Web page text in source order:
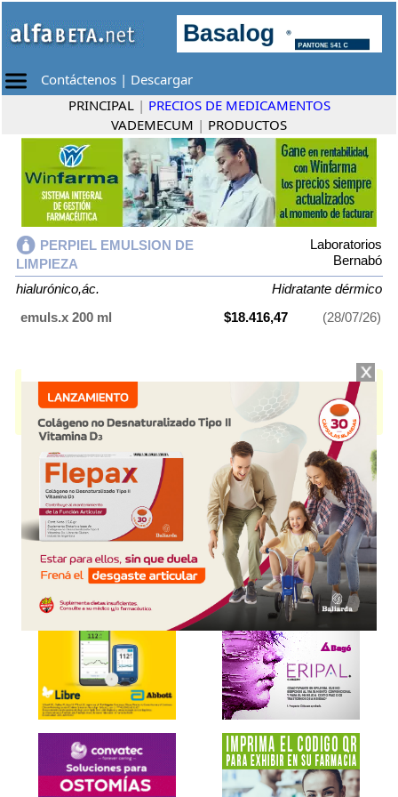
Contáctenos | Descargar
PRINCIPAL | PRECIOS DE MEDICAMENTOS
VADEMECUM | PRODUCTOS
PERPIEL EMULSION DE
LIMPIEZA
Laboratorios
Bernabó
hialurónico,ác.
Hidratante dérmico
emuls.x 200 ml
$18.416,47 (28/07/26)
y se indica
comoHidratante dérmico Laboratorios Bernabóy
cuenta con 1 presentación disponible.
Explorar más
Otros productos con
hialurónico,ác.
Otros productos de
Laboratorios Bernabó